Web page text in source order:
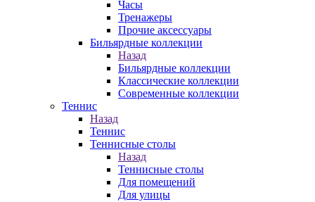
Часы
Тренажеры
Прочие аксессуары
Бильярдные коллекции
Назад
Бильярдные коллекции
Классические коллекции
Современные коллекции
Теннис
Назад
Теннис
Теннисные столы
Назад
Теннисные столы
Для помещений
Для улицы